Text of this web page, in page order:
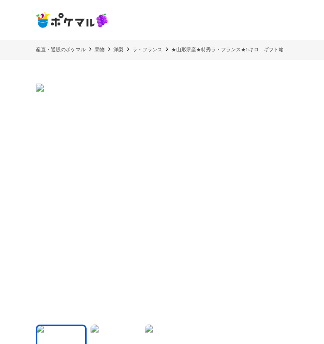
産直・通販のポケマル 果物 洋梨 ラ・フランス ★山形県産★特秀ラ・フランス★5キロ ギフト箱